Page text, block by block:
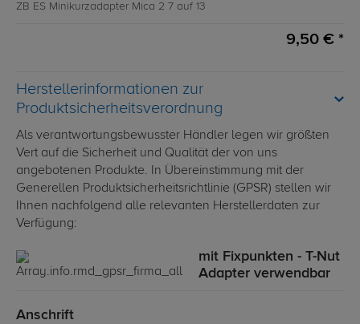
ZB ES Minikurzadapter Mica 2 7 auf 13
9,50 € *
Herstellerinformationen zur
Produktsicherheitsverordnung
Als verantwortungsbewusster Händler legen wir größten
Vert auf die Sicherheit und Qualität der von uns
angebotenen Produkte. In Übereinstimmung mit der
Generellen Produktsicherheitsrichtlinie (GPSR) stellen wir
Ihnen nachfolgend alle relevanten Herstellerdaten zur
Verfügung:
mit Fixpunkten - T-Nut
Adapter verwendbar
Anschrift